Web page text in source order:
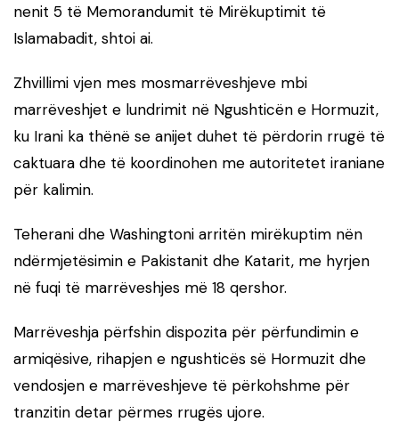
nenit 5 të Memorandumit të Mirëkuptimit të
Islamabadit, shtoi ai.
Zhvillimi vjen mes mosmarrëveshjeve mbi
marrëveshjet e lundrimit në Ngushticën e Hormuzit,
ku Irani ka thënë se anijet duhet të përdorin rrugë të
caktuara dhe të koordinohen me autoritetet iraniane
për kalimin.
Teherani dhe Washingtoni arritën mirëkuptim nën
ndërmjetësimin e Pakistanit dhe Katarit, me hyrjen
në fuqi të marrëveshjes më 18 qershor.
Marrëveshja përfshin dispozita për përfundimin e
armiqësive, rihapjen e ngushticës së Hormuzit dhe
vendosjen e marrëveshjeve të përkohshme për
tranzitin detar përmes rrugës ujore.